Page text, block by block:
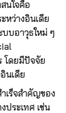
นใจคือ
หว่างอินเดีย
บอาวุธใหม่ ๆ
โดยมีปัจจัย
นเดีย
เร็จสำคัญของ
ประเทศ เช่น